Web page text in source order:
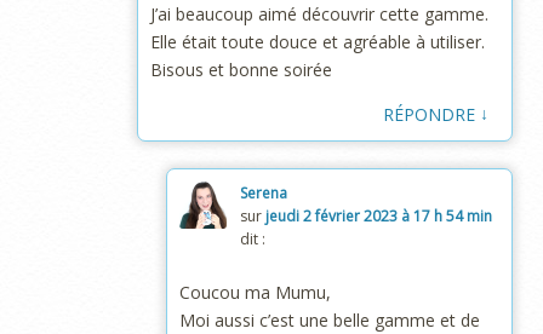
J’ai beaucoup aimé découvrir cette gamme.
Elle était toute douce et agréable à utiliser.
Bisous et bonne soirée
RÉPONDRE ↓
Serena
sur jeudi 2 février 2023 à 17 h 54 min
dit :
Coucou ma Mumu,
Moi aussi c’est une belle gamme et de